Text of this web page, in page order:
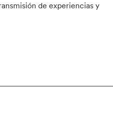
de experiencias y